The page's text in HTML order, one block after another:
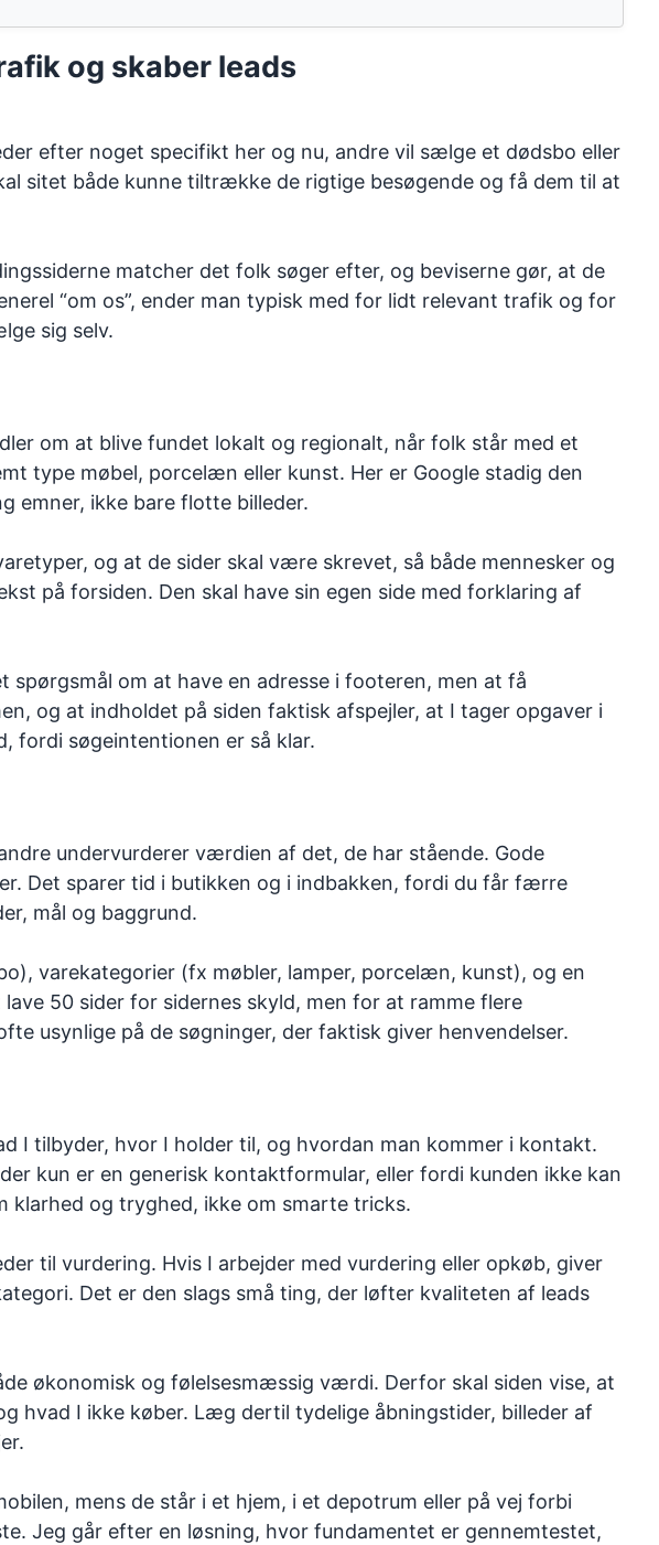
og skaber leads
efter noget specifikt her og nu, andre vil sælge et dødsbo eller
sitet både kunne tiltrække de rigtige besøgende og få dem til at
matcher det folk søger efter, og beviserne gør, at de
“om os”, ender man typisk med for lidt relevant trafik og for
sig selv.
om at blive fundet lokalt og regionalt, når folk står med et
type møbel, porcelæn eller kunst. Her er Google stadig den
emner, ikke bare flotte billeder.
og at de sider skal være skrevet, så både mennesker og
på forsiden. Den skal have sin egen side med forklaring af
om at have en adresse i footeren, men at få
og at indholdet på siden faktisk afspejler, at I tager opgaver i
fordi søgeintentionen er så klar.
undervurderer værdien af det, de har stående. Gode
Det sparer tid i butikken og i indbakken, fordi du får færre
mål og baggrund.
varekategorier (fx møbler, lamper, porcelæn, kunst), og en
50 sider for sidernes skyld, men for at ramme flere
usynlige på de søgninger, der faktisk giver henvendelser.
I tilbyder, hvor I holder til, og hvordan man kommer i kontakt.
kun er en generisk kontaktformular, eller fordi kunden ikke kan
klarhed og tryghed, ikke om smarte tricks.
til vurdering. Hvis I arbejder med vurdering eller opkøb, giver
Det er den slags små ting, der løfter kvaliteten af leads
økonomisk og følelsesmæssig værdi. Derfor skal siden vise, at
hvad I ikke køber. Læg dertil tydelige åbningstider, billeder af
mens de står i et hjem, i et depotrum eller på vej forbi
Jeg går efter en løsning, hvor fundamentet er gennemtestet,